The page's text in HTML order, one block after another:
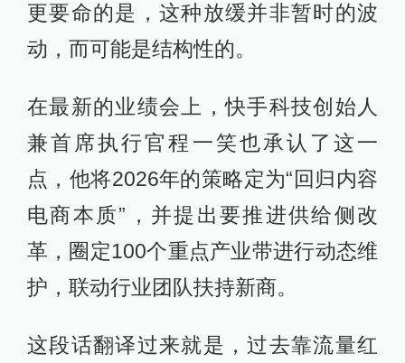
更要命的是，这种放缓并非暂时的波
动，而可能是结构性的。
在最新的业绩会上，快手科技创始人
兼首席执行官程一笑也承认了这一
点，他将2026年的策略定为“回归内容
电商本质”，并提出要推进供给侧改
革，圈定100个重点产业带进行动态维
护，联动行业团队扶持新商。
这段话翻译过来就是，过去靠流量红